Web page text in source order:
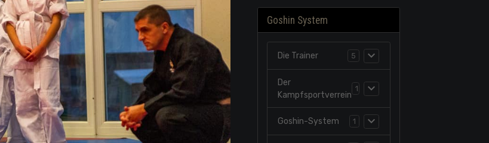
Goshin System
Die Trainer 5
Der
Kampfsportverrein
Goshin-System 1